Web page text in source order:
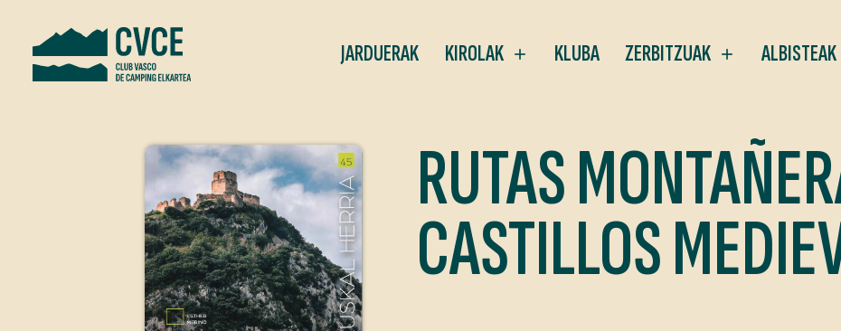
JARDUERAK KIROLAK KLUBA ZERBITZUAK ALBISTEAK
RUTAS
CASTILLOS